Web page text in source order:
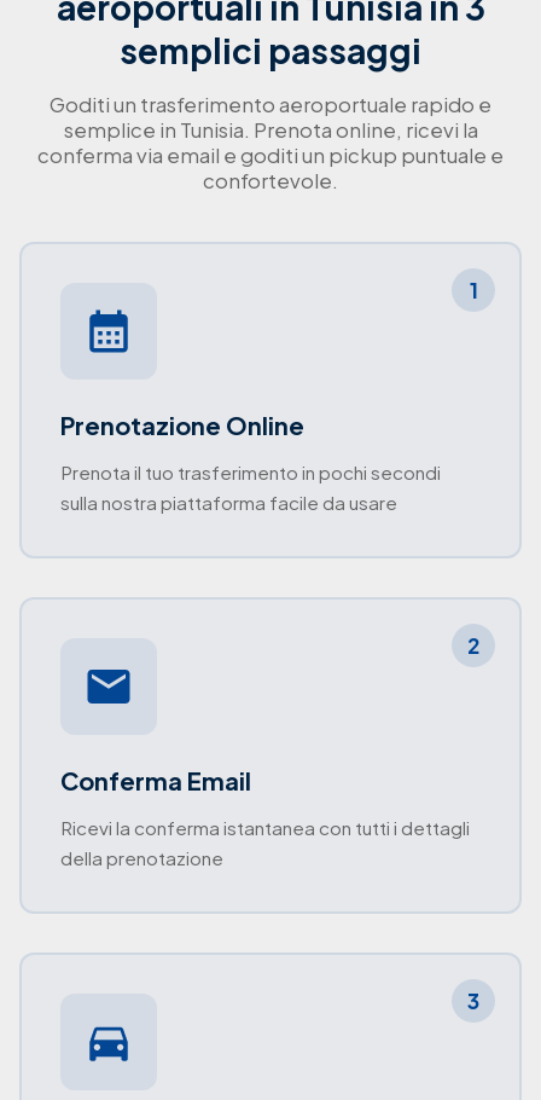
semplici passaggi
Goditi un trasferimento aeroportuale rapido e
semplice in Tunisia. Prenota online, ricevi la
conferma via email e goditi un pickup puntuale e
confortevole.
1
Prenotazione Online
Prenota il tuo trasferimento in pochi secondi
sulla nostra piattaforma facile da usare
2
Conferma Email
Ricevi la conferma istantanea con tutti i dettagli
della prenotazione
3